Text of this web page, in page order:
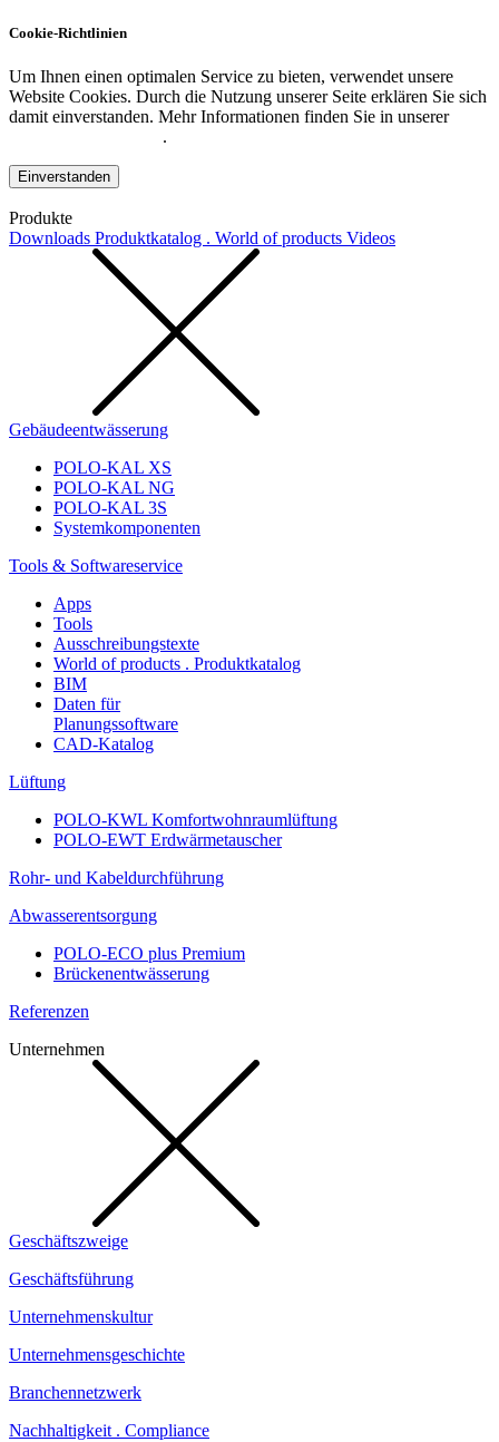
Cookie-Richtlinien
Um Ihnen einen optimalen Service zu bieten, verwendet unsere
Website Cookies. Durch die Nutzung unserer Seite erklären Sie sich
damit einverstanden. Mehr Informationen finden Sie in unserer
.
Einverstanden
Produkte
Downloads Produktkatalog . World of products Videos
Gebäudeentwässerung
POLO-KAL XS
POLO-KAL NG
POLO-KAL 3S
Systemkomponenten
Tools & Softwareservice
Apps
Tools
Ausschreibungstexte
World of products . Produktkatalog
BIM
Daten für
Planungssoftware
CAD-Katalog
Lüftung
POLO-KWL Komfortwohnraumlüftung
POLO-EWT Erdwärmetauscher
Rohr- und Kabeldurchführung
Abwasserentsorgung
POLO-ECO plus Premium
Brückenentwässerung
Referenzen
Unternehmen
Geschäftszweige
Geschäftsführung
Unternehmenskultur
Unternehmensgeschichte
Branchennetzwerk
Nachhaltigkeit . Compliance